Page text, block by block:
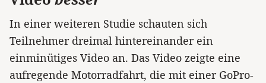
In einer weiteren Studie schauten sich
Teilnehmer dreimal hintereinander ein
einminütiges Video an. Das Video zeigte eine
aufregende Motorradfahrt, die mit einer GoPro-